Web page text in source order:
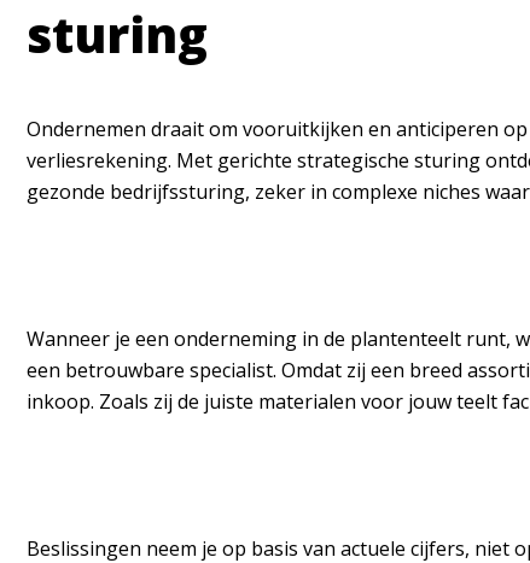
sturing
Ondernemen draait om vooruitkijken en anticiperen
verliesrekening. Met gerichte strategische sturing
gezonde bedrijfssturing, zeker in complexe niches
Wanneer je een onderneming in de plantenteelt runt,
een betrouwbare specialist. Omdat zij een breed
inkoop. Zoals zij de juiste materialen voor jouw teelt
Beslissingen neem je op basis van actuele cijfers, niet